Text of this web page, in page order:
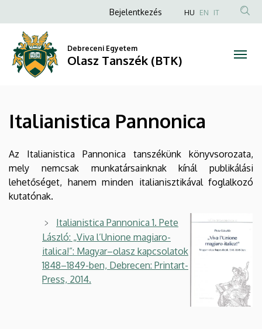
Pannonica
Olasz
Tanszék
(BTK)
a
tartalomra
Anonim
fiók
menüje
Bejelentkezés HU EN IT
Debreceni Egyetem
Olasz Tanszék (BTK)
Italianistica Pannonica
Az Italianistica Pannonica tanszékünk könyvsorozata,
mely nemcsak munkatársainknak kínál publikálási
lehetőséget, hanem minden italianisztikával foglalkozó
kutatónak.
Italianistica Pannonica 1. Pete
László: „Viva l’Unione magiaro-
italica!”: Magyar–olasz kapcsolatok
1848–1849-ben, Debrecen: Printart-
Press, 2014.